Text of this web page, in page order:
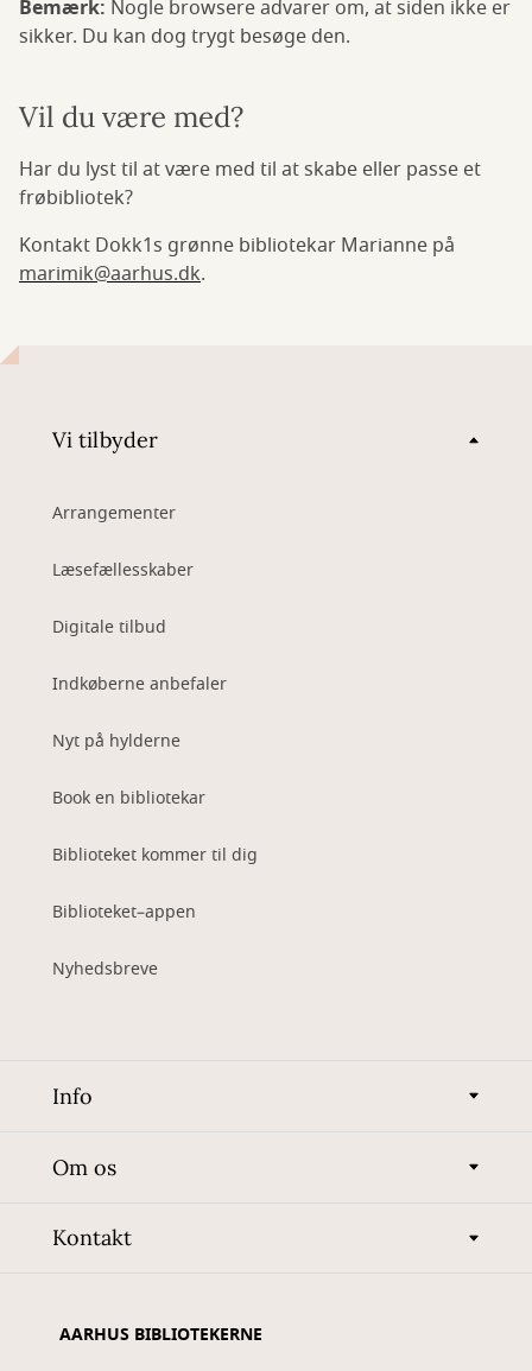
Bemærk: Nogle browsere advarer om, at siden ikke er
sikker. Du kan dog trygt besøge den.
Vil du være med?
Har du lyst til at være med til at skabe eller passe et
frøbibliotek?
Kontakt Dokk1s grønne bibliotekar Marianne på
marimik@aarhus.dk.
Vi tilbyder
Arrangementer
Læsefællesskaber
Digitale tilbud
Indkøberne anbefaler
Nyt på hylderne
Book en bibliotekar
Biblioteket kommer til dig
Biblioteket–appen
Nyhedsbreve
Info
Om os
Kontakt
AARHUS BIBLIOTEKERNE